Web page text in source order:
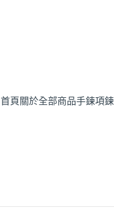
首頁 關於全部商品手鍊項鍊